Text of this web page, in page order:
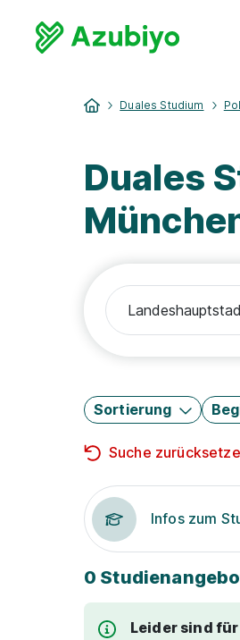
Duales Studium
Duales
Sortierung
Suche
Infos zum
0
Leider sind